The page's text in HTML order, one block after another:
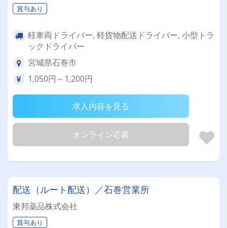
賞与あり
軽車両ドライバー, 軽貨物配送ドライバー, 小型トラ
ックドライバー
宮城県石巻市
1,050円～1,200円
求人内容を見る
オンライン応募
配送（ルート配送）／石巻営業所
東邦薬品株式会社
賞与あり